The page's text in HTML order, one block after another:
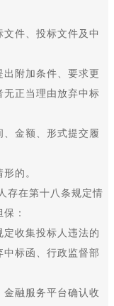
件、投标文件及中
附加条件、要求更
正当理由放弃中标
金额、形式提交履
的。
在第十八条规定情
：
收集投标人违法的
标函、行政监督部
融服务平台确认收